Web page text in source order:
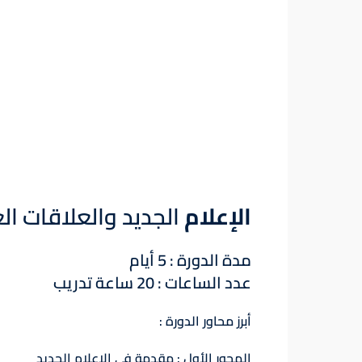
الإعلامالجديد والعلاقات
مدة الدورة : 5 أيام
عدد الساعات : 20 ساعة تدريب
أبرز محاور الدورة :